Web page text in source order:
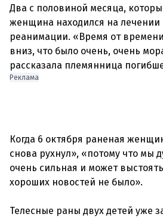
Два с половиной месяца,
женщина находился на лечении
реанимации. «Время от
вниз, что было очень, очень
Реклама
Когда 6 октября раненая
снова рухнул», «потому что мы
очень сильная и может
хороших новостей не было».
Телесные раны двух детей уже